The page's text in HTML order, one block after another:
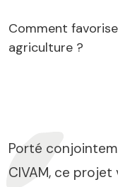
Comment
agriculture ?
Porté
CIVAM, ce